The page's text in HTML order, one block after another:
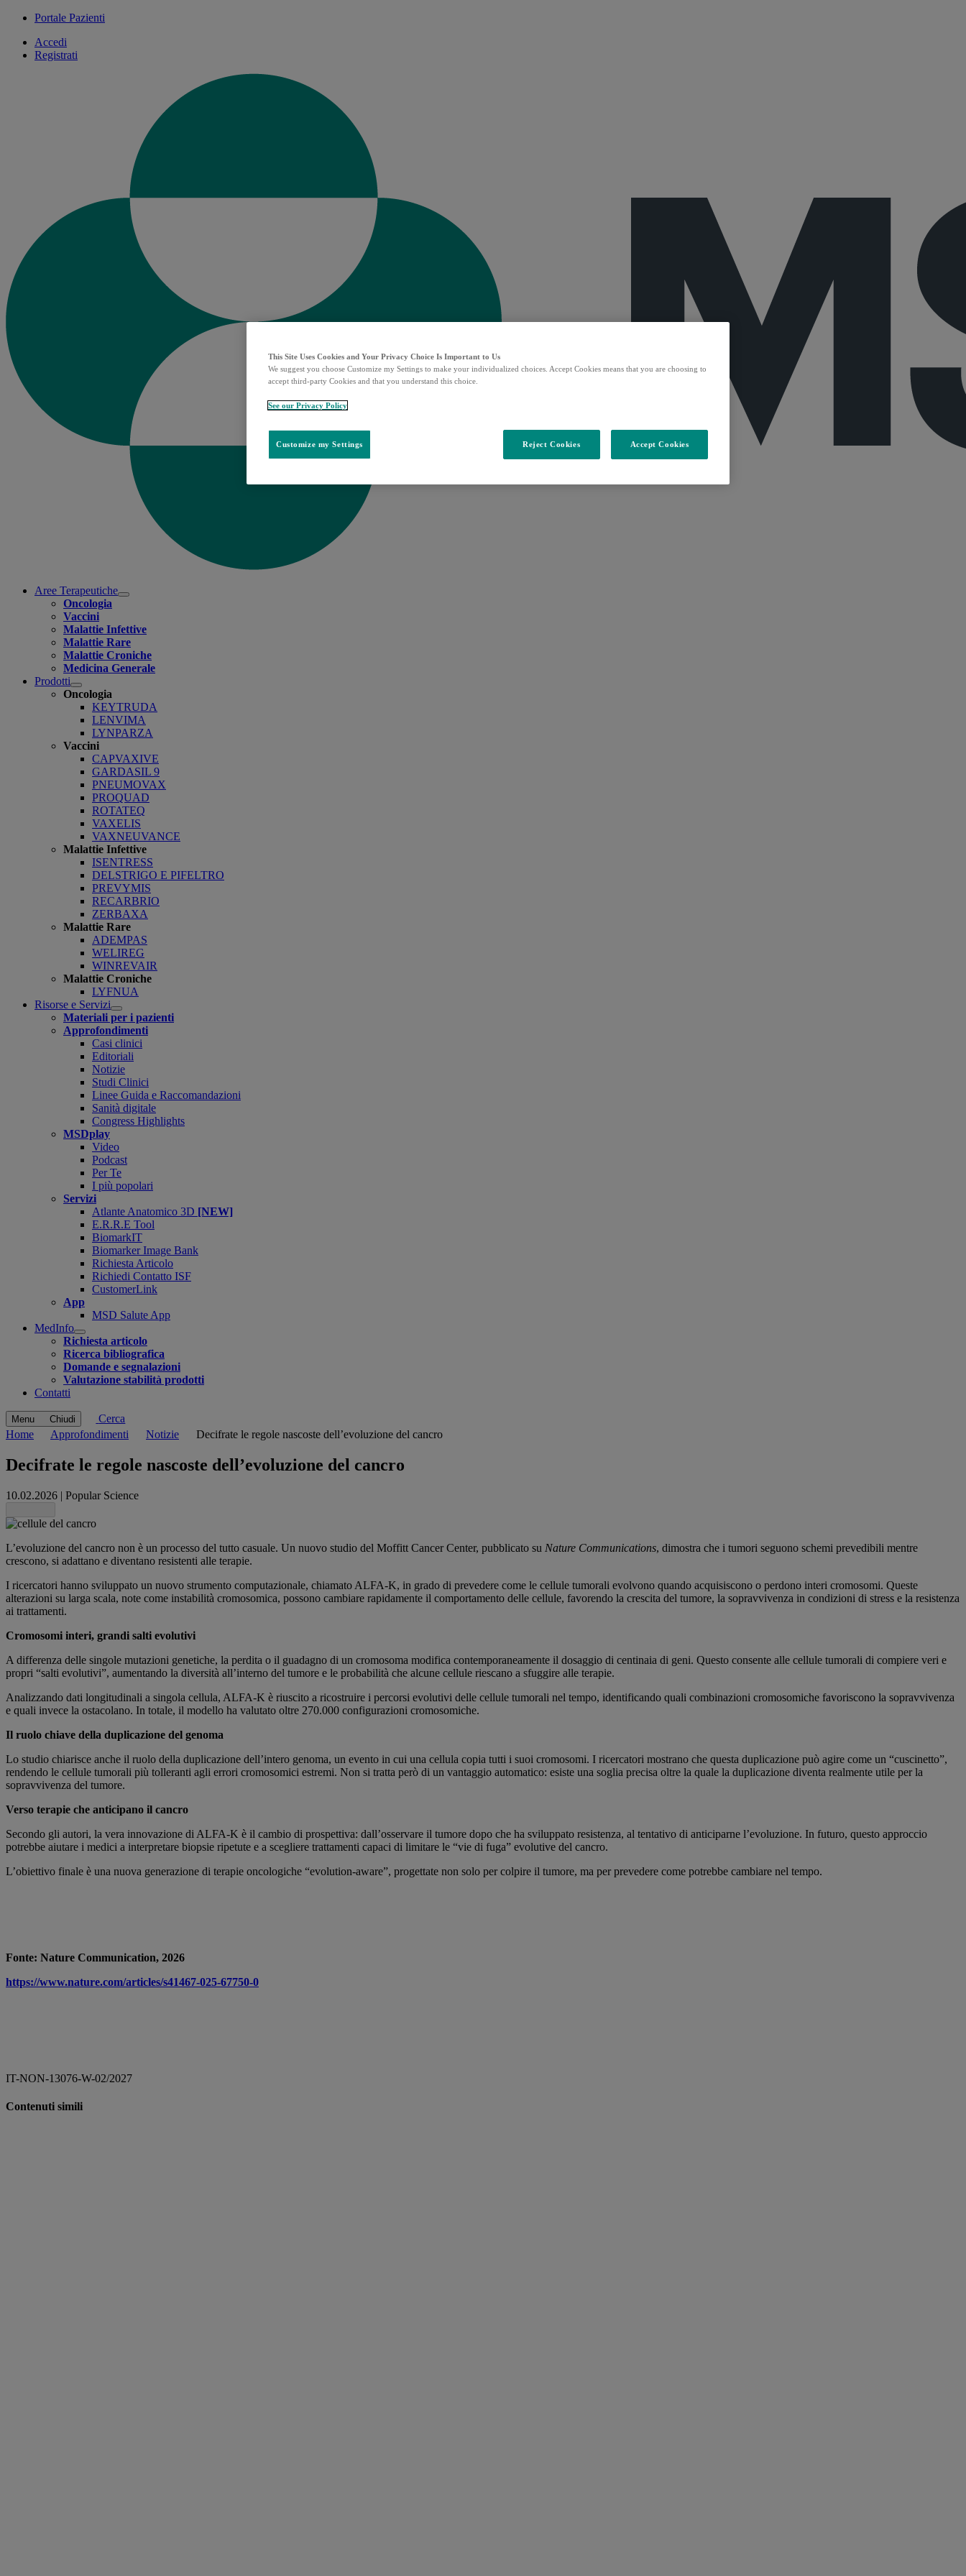
Portale Pazienti
Accedi
Registrati
Aree Terapeutiche
Open
Oncologia
Vaccini
Malattie Infettive
Malattie Rare
Malattie Croniche
Medicina Generale
Prodotti
Open
submenu
Oncologia
KEYTRUDA
LENVIMA
LYNPARZA
Vaccini
CAPVAXIVE
GARDASIL 9
PNEUMOVAX
PROQUAD
ROTATEQ
VAXELIS
VAXNEUVANCE
Malattie Infettive
ISENTRESS
DELSTRIGO E PIFELTRO
PREVYMIS
RECARBRIO
ZERBAXA
Malattie Rare
ADEMPAS
WELIREG
WINREVAIR
Malattie Croniche
LYFNUA
Risorse e Servizi
Open
submenu
Materiali per i pazienti
Approfondimenti
Casi clinici
Editoriali
Notizie
Studi Clinici
Linee Guida e Raccomandazioni
Sanità digitale
Congress Highlights
MSDplay
Video
Podcast
Per Te
I più popolari
Servizi
Atlante Anatomico 3D [NEW]
E.R.R.E Tool
BiomarkIT
Biomarker Image Bank
Richiesta Articolo
Richiedi Contatto ISF
CustomerLink
App
MSD Salute App
MedInfo
Open
submenu
Richiesta articolo
Ricerca bibliografica
Domande e segnalazioni
Valutazione stabilità prodotti
Contatti
Menu Chiudi
Cerca
Home
Approfondimenti Notizie Decifrate le regole nascoste dell’evoluzione del cancro
Decifrate le regole nascoste dell’evoluzione del cancro
10.02.2026 | Popular Science
L’evoluzione del cancro non è un processo del tutto casuale. Un nuovo studio del Moffitt Cancer Center, pubblicato su Nature Communications, dimostra che i tumori seguono schemi prevedibili mentre
crescono, si adattano e diventano resistenti alle terapie.
I ricercatori hanno sviluppato un nuovo strumento computazionale, chiamato ALFA-K, in grado di prevedere come le cellule tumorali evolvono quando acquisiscono o perdono interi cromosomi. Queste
alterazioni su larga scala, note come instabilità cromosomica, possono cambiare rapidamente il comportamento delle cellule, favorendo la crescita del tumore, la sopravvivenza in condizioni di stress e la resistenza
ai trattamenti.
Cromosomi interi, grandi salti evolutivi
A differenza delle singole mutazioni genetiche, la perdita o il guadagno di un cromosoma modifica contemporaneamente il dosaggio di centinaia di geni. Questo consente alle cellule tumorali di compiere veri e
propri “salti evolutivi”, aumentando la diversità all’interno del tumore e le probabilità che alcune cellule riescano a sfuggire alle terapie.
Analizzando dati longitudinali a singola cellula, ALFA-K è riuscito a ricostruire i percorsi evolutivi delle cellule tumorali nel tempo, identificando quali combinazioni cromosomiche favoriscono la sopravvivenza
e quali invece la ostacolano. In totale, il modello ha valutato oltre 270.000 configurazioni cromosomiche.
Il ruolo chiave della duplicazione del genoma
Lo studio chiarisce anche il ruolo della duplicazione dell’intero genoma, un evento in cui una cellula copia tutti i suoi cromosomi. I ricercatori mostrano che questa duplicazione può agire come un “cuscinetto”,
rendendo le cellule tumorali più tolleranti agli errori cromosomici estremi. Non si tratta però di un vantaggio automatico: esiste una soglia precisa oltre la quale la duplicazione diventa realmente utile per la
sopravvivenza del tumore.
Verso terapie che anticipano il cancro
Secondo gli autori, la vera innovazione di ALFA-K è il cambio di prospettiva: dall’osservare il tumore dopo che ha sviluppato resistenza, al tentativo di anticiparne l’evoluzione. In futuro, questo approccio
potrebbe aiutare i medici a interpretare biopsie ripetute e a scegliere trattamenti capaci di limitare le “vie di fuga” evolutive del cancro.
L’obiettivo finale è una nuova generazione di terapie oncologiche “evolution-aware”, progettate non solo per colpire il tumore, ma per prevedere come potrebbe cambiare nel tempo.
Fonte: Nature Communication, 2026
https://www.nature.com/articles/s41467-025-67750-0
IT-NON-13076-W-02/2027
Contenuti simili
This Site Uses Cookies and Your Privacy Choice Is Important to Us
We suggest you choose Customize my Settings to make your individualized choices. Accept Cookies means that you are choosing to
accept third-party Cookies and that you understand this choice.
See our Privacy Policy
Customize my Settings Reject Cookies Accept Cookies